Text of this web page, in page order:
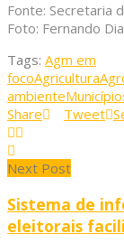
Fonte: Secretaria
Foto: Fernando
Tags: Agm em
focoAgricultura
ambiente
Share
Tweet
Next Post
Sistema de
eleitorais